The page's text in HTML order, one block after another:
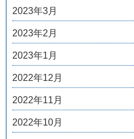
2023年3月
2023年2月
2023年1月
2022年12月
2022年11月
2022年10月